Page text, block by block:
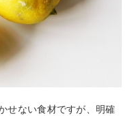
せない食材ですが、明確